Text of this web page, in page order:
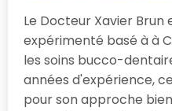
Le Docteur Xavier Brun
expérimenté basé à à
les soins bucco-
années d'expérience,
pour son approche